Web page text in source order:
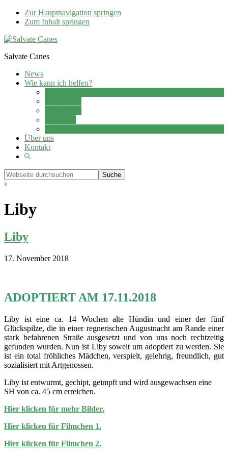
Zur Hauptnavigation springen
Zum Inhalt springen
Salvate Canes
News
Wie kann ich helfen?
Über uns
Kontakt
Show
Webseite
durchsuchen
Hide
Liby
Liby
17. November 2018
ADOPTIERT AM 17.11.2018
Liby ist eine ca. 14 Wochen alte Hündin und einer der fünf
Glückspilze, die in einer regnerischen Augustnacht am Rande einer
stark befahrenen Straße ausgesetzt und von uns noch rechtzeitig
gefunden wurden. Nun ist Liby soweit um adoptiert zu werden. Sie
ist ein total fröhliches Mädchen, verspielt, gelehrig, freundlich, gut
sozialisiert mit Artgenossen.
Liby ist entwurmt, gechipt, geimpft und wird ausgewachsen eine
SH von ca. 45 cm erreichen.
Hier klicken für mehr Bilder.
Hier klicken für Filmchen 1.
Hier klicken für Filmchen 2.